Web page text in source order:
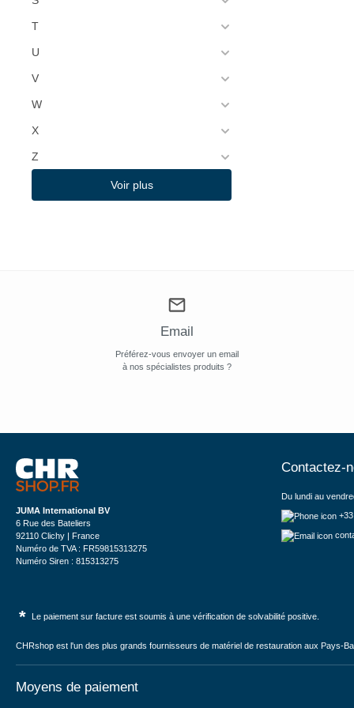
T
U
V
W
X
Z
Voir plus
Email
Préférez-vous envoyer un email
à nos spécialistes produits ?
JUMA International BV
6 Rue des Bateliers
92110 Clichy | France
Numéro de TVA : FR59815313275
Numéro Siren : 815313275
Contactez-
Du lundi au
* Le paiement sur facture est soumis à une vérification de solvabilité positive.
CHRshop est l'un des plus grands fournisseurs de matériel de restauration aux Pays-
Moyens de paiement